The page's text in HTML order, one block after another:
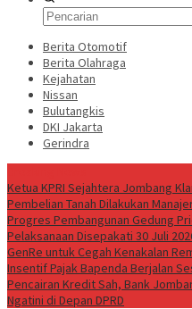
Berita Otomotif
Berita Olahraga
Kejahatan
Nissan
Bulutangkis
DKI Jakarta
Gerindra
Ketua KPRI Sejahtera Jombang
Pembelian Tanah Dilakukan
Progres Pembangunan Gedung
Pelaksanaan Disepakati 30 Juli
GenRe untuk Cegah Kenakalan
Insentif Pajak Bapenda Berjalan
Pencairan Kredit Sah, Bank
Ngatini di Depan DPRD